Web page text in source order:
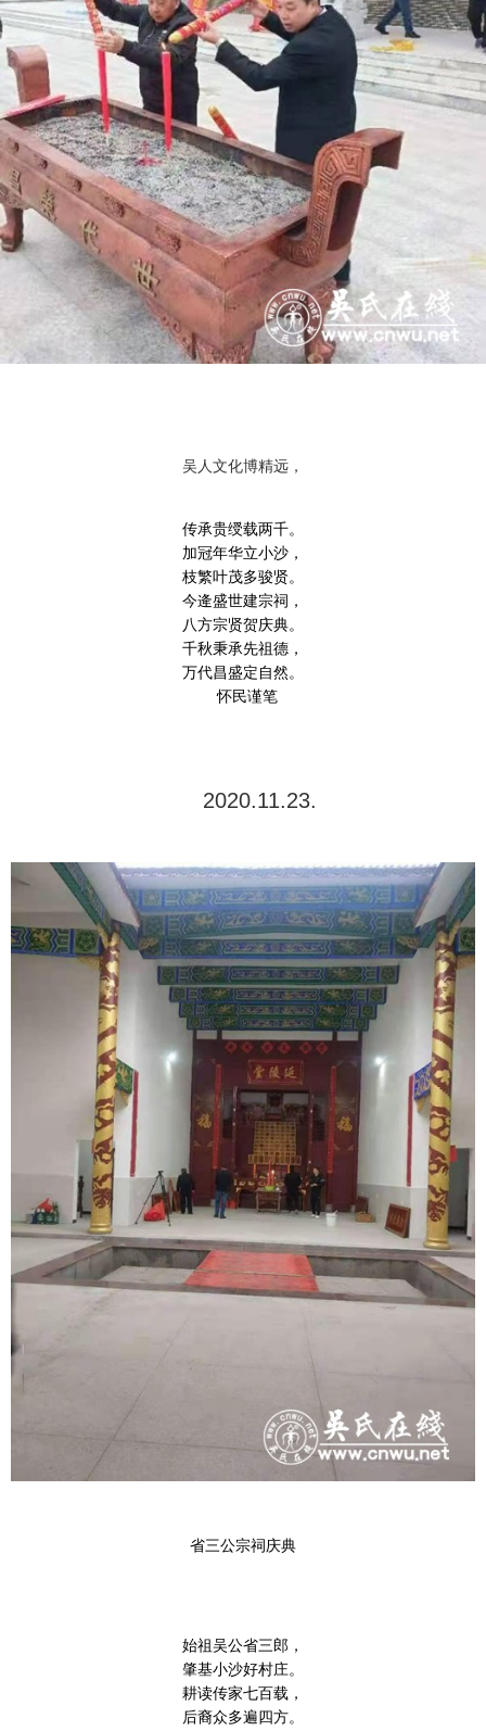
吴人文化博精远，
传承贵绶载两千。
加冠年华立小沙，
枝繁叶茂多骏贤。
今逄盛世建宗祠，
八方宗贤贺庆典。
千秋秉承先祖德，
万代昌盛定自然。
怀民谨笔
2020.11.23.
省三公宗祠庆典
始祖吴公省三郎，
肇基小沙好村庄。
耕读传家七百载，
后裔众多遍四方。